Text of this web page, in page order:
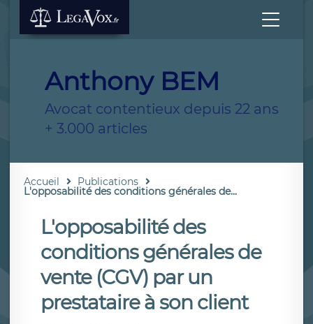
Anthony BEM
Avocat contentieux depuis 22 ans
+ 3.000 articles
Accueil Publications
L'opposabilité des conditions générales de...
L'opposabilité des
conditions générales de
vente (CGV) par un
prestataire à son client